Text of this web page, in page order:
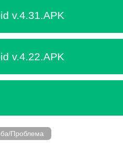
v.4.31.APK
v.4.22.APK
Проблема